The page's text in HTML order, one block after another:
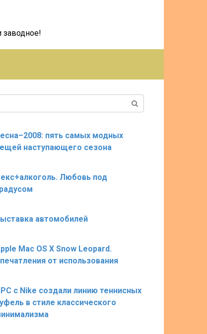
заводное!
пять самых модных
наступающего сезона
Любовь под
автомобилей
Mac OS X Snow Leopard.
от использования
c Nike создали линию теннисных
в стиле классического